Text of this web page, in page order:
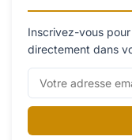
Inscrivez-vous
directement dans